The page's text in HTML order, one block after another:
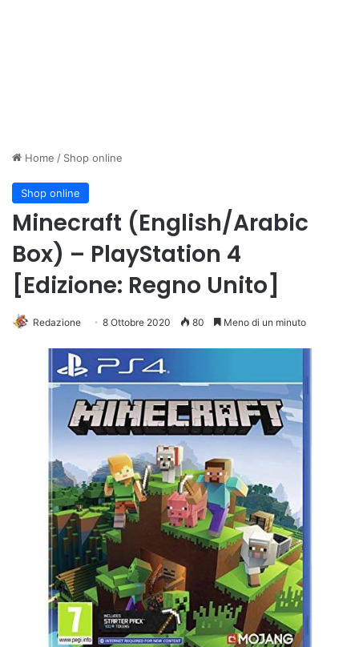
Home / Shop online
Shop online
Minecraft (English/Arabic
Box) – PlayStation 4
[Edizione: Regno Unito]
Redazione 8 Ottobre 2020 80 Meno di un minuto